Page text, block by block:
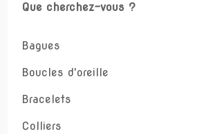
Que cherchez-vous ?
Bagues
Boucles d'oreille
Bracelets
Colliers